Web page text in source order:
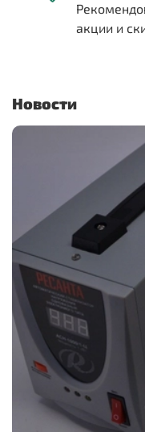
акции и
Новости